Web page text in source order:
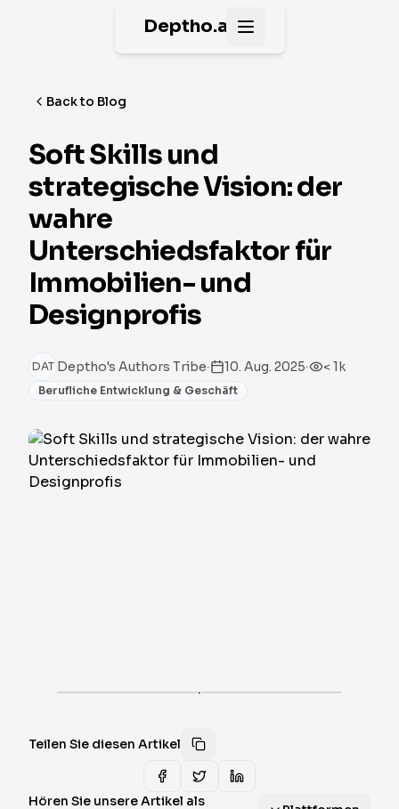
Deptho.ai Open main menu
Back to Blog
Soft Skills und
strategische Vision: der
wahre
Unterschiedsfaktor für
Immobilien- und
Designprofis
DAT Deptho's Authors Tribe· 10. Aug. 2025· < 1k
Berufliche Entwicklung & Geschäft
·
Teilen Sie diesen Artikel
Hören Sie unsere Artikel als